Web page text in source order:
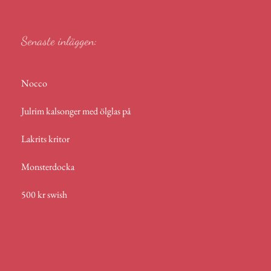
Senaste inläggen:
Nocco
Julrim kalsonger med ölglas på
Lakrits kritor
Monsterdocka
500 kr swish